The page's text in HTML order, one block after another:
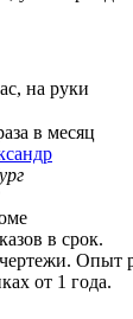
на руки
в месяц
в срок.
Опыт
от 1 года.